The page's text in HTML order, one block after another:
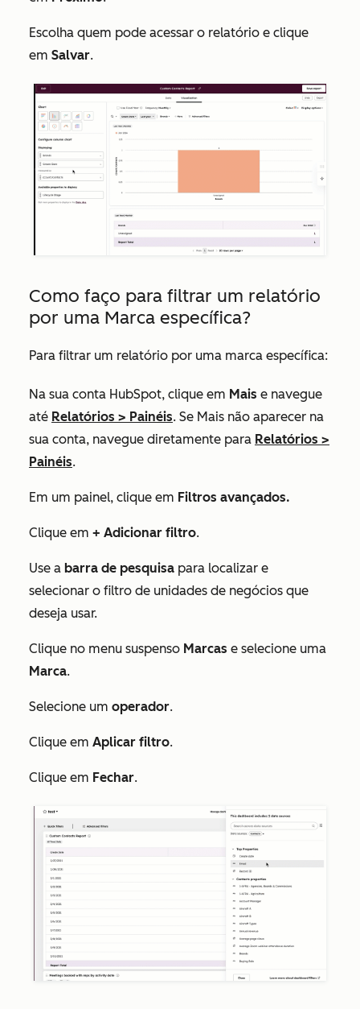
Escolha quem pode acessar o relatório e clique
em Salvar.
Como faço para filtrar um relatório
por uma Marca específica?
Para filtrar um relatório por uma marca específica:
Na sua conta HubSpot, clique em Mais e navegue
até Relatórios > Painéis. Se Mais não aparecer na
sua conta, navegue diretamente para Relatórios >
Painéis.
Em um painel, clique em Filtros avançados.
Clique em + Adicionar filtro.
Use a barra de pesquisa para localizar e
selecionar o filtro de unidades de negócios que
deseja usar.
Clique no menu suspenso Marcas e selecione uma
Marca.
Selecione um operador.
Clique em Aplicar filtro.
Clique em Fechar.